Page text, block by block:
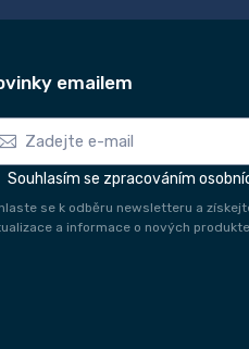
emailem
Souhlasím se zpracováním
se k odběru newsletteru a
a informace o nových